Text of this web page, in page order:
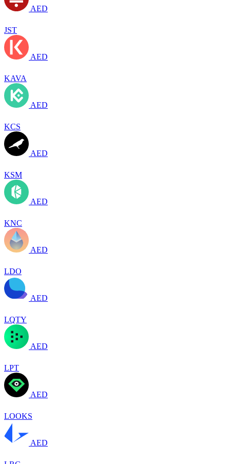
AED
JST
AED
KAVA
AED
KCS
AED
KSM
AED
KNC
AED
LDO
AED
LQTY
AED
LPT
AED
LOOKS
AED